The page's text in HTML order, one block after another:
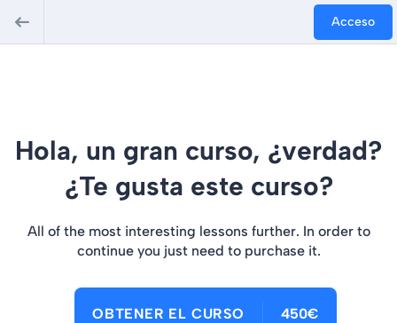
Acceso
Hola, un gran curso, ¿verdad?
¿Te gusta este curso?
All of the most interesting lessons further. In order to
continue you just need to purchase it.
OBTENER EL CURSO 450€